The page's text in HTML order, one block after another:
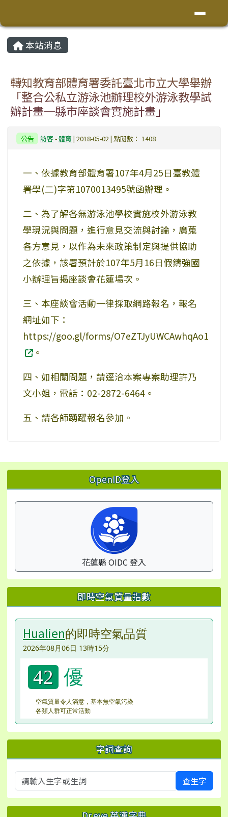
主內容區域
本站消息
轉知教育部體育署委託臺北市立大學舉辦
「整合公私立游泳池辦理校外游泳教學試
辦計畫─縣市座談會實施計畫」
公告 訪客-體育 | 2018-05-02 | 點閱數： 1408
一、依據教育部體育署107年4月25日臺教體
署學(二)字第1070013495號函辦理。
二、為了解各無游泳池學校實施校外游泳教
學現況與問題，進行意見交流與討論，廣蒐
各方意見，以作為未來政策制定與提供協助
之依據，該署預計於107年5月16日假鑄強國
小辦理旨揭座談會花蓮場次。
三、本座談會活動一律採取網路報名，報名
網址如下：
https://goo.gl/forms/O7eZTJyUWCAwhqAo1
。
四、如相關問題，請逕洽本案專案助理許乃
文小姐，電話：02-2872-6464。
五、請各師踴躍報名參加。
左邊區域內容 OpenID登入
花蓮縣 OIDC 登入
即時空氣質量指數
Hualien的即時空氣品質
2026年08月06日 13時15分
42 優
空氣質量令人滿意，基本無空氣污染
各類人群可正常活動
字詞查詢
查生字
頁尾區域